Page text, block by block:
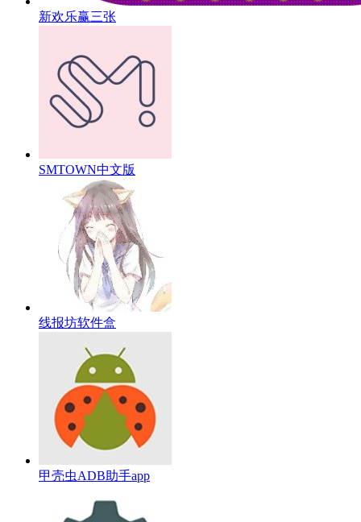
新欢乐赢三张
SMTOWN中文版
线报坊软件盒
甲壳虫ADB助手app